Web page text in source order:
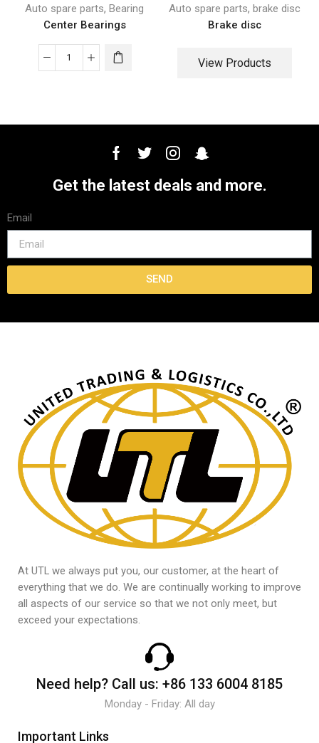
Auto spare parts, Bearing
Center Bearings
Auto spare parts, brake disc
Brake disc
View Products
Get the latest deals and more.
Email
SEND
At UTL we always put you, our customer, at the heart of
everything that we do. We are continually working to improve
all aspects of our service so that we not only meet, but
exceed your expectations.
Need help? Call us: +86 133 6004 8185
Monday - Friday: All day
Important Links